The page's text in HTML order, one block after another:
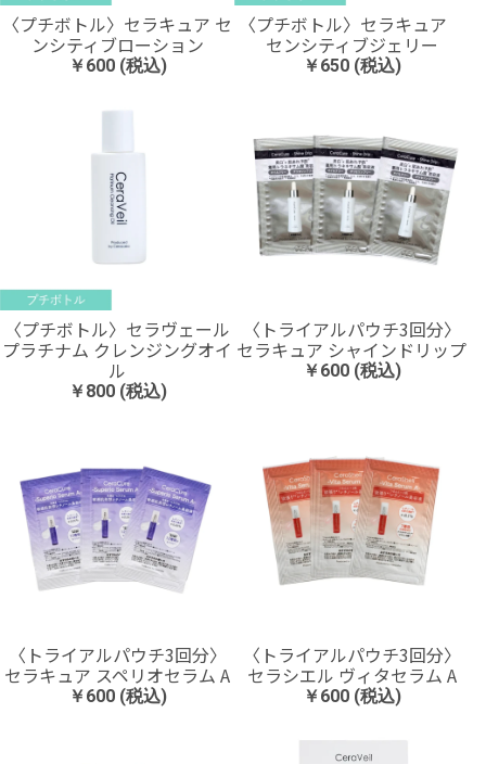
〈プチボトル〉セラキュア セ
ンシティブローション
￥600 (税込)
〈プチボトル〉セラキュア
センシティブジェリー
￥650 (税込)
〈プチボトル〉セラヴェール
プラチナム クレンジングオイ
ル
￥800 (税込)
〈トライアルパウチ3回分〉
セラキュア シャインドリップ
￥600 (税込)
〈トライアルパウチ3回分〉
セラキュア スペリオセラム A
￥600 (税込)
〈トライアルパウチ3回分〉
セラシエル ヴィタセラム A
￥600 (税込)